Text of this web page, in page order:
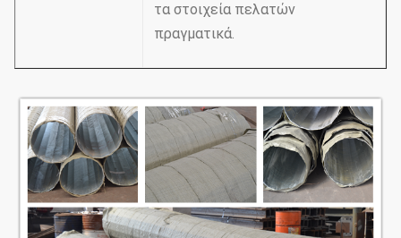
τα στοιχεία πελατών
πραγματικά.